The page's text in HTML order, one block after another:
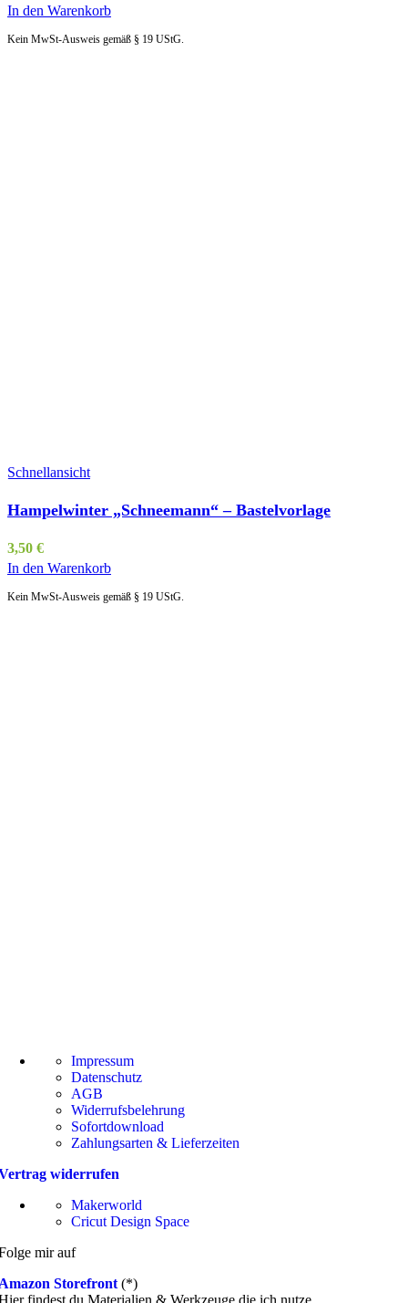
In den Warenkorb
Kein MwSt-Ausweis gemäß § 19 UStG.
Schnellansicht
Hampelwinter „Schneemann“ – Bastelvorlage
3,50 €
In den Warenkorb
Kein MwSt-Ausweis gemäß § 19 UStG.
Impressum
Datenschutz
AGB
Widerrufsbelehrung
Sofortdownload
Zahlungsarten & Lieferzeiten
widerrufen
Makerworld
Cricut Design Space
mir auf
Storefront (*)